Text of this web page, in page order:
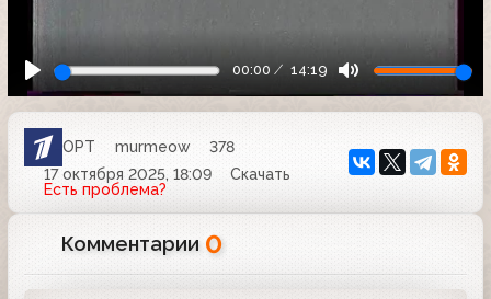
00:00 14:19
ОРТ murmeow
378
17 октября 2025, 18:09
Скачать
Есть проблема?
Комментарии 0